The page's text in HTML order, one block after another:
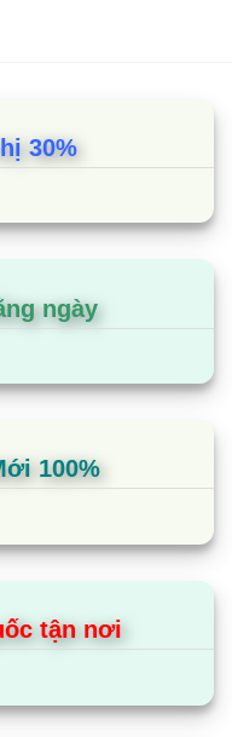
30%
ngày
100%
tận nơi